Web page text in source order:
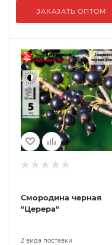
ЗАКАЗАТЬ ОПТОМ
Смородина черная
"Церера"
2 вида поставки